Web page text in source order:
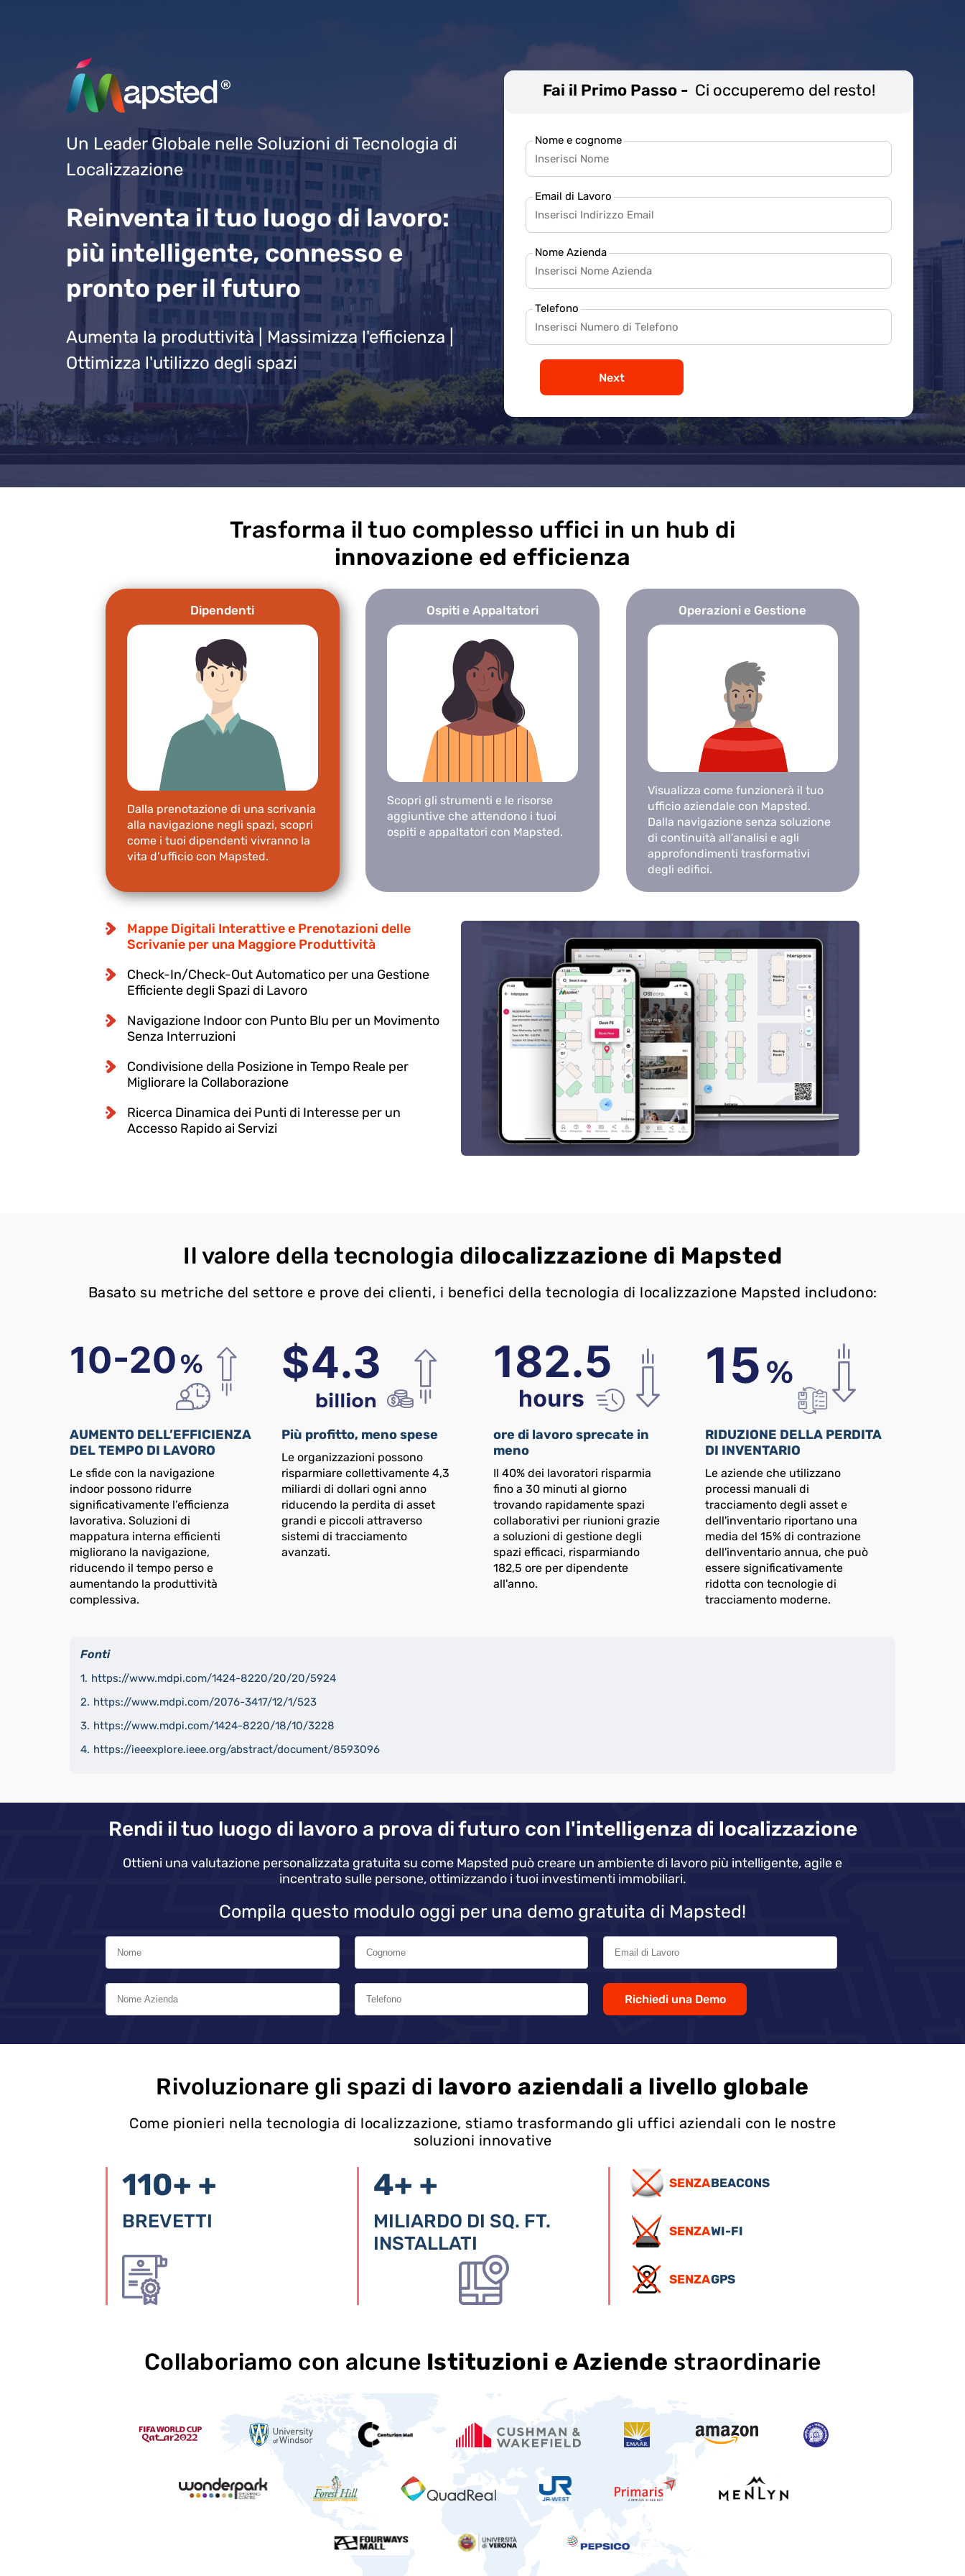
Un Leader Globale nelle Soluzioni di Tecnologia di
Localizzazione
Reinventa il tuo luogo di lavoro:
più intelligente, connesso e
pronto per il futuro
Aumenta la produttività | Massimizza l'efficienza |
Ottimizza l'utilizzo degli spazi
Fai il Primo Passo - Ci occuperemo del resto!
Nome e cognome
Email di Lavoro
Nome Azienda
Telefono
Next
Trasforma il tuo complesso uffici in un hub di
innovazione ed efficienza
Dipendenti
Dalla prenotazione di una scrivania
alla navigazione negli spazi, scopri
come i tuoi dipendenti vivranno la
vita d’ufficio con Mapsted.
Ospiti e Appaltatori
Scopri gli strumenti e le risorse
aggiuntive che attendono i tuoi
ospiti e appaltatori con Mapsted.
Operazioni e Gestione
Visualizza come funzionerà il tuo
ufficio aziendale con Mapsted.
Dalla navigazione senza soluzione
di continuità all’analisi e agli
approfondimenti trasformativi
degli edifici.
Mappe Digitali Interattive e Prenotazioni delle
Scrivanie per una Maggiore Produttività
Check-In/Check-Out Automatico per una Gestione
Efficiente degli Spazi di Lavoro
Navigazione Indoor con Punto Blu per un Movimento
Senza Interruzioni
Condivisione della Posizione in Tempo Reale per
Migliorare la Collaborazione
Ricerca Dinamica dei Punti di Interesse per un
Accesso Rapido ai Servizi
Il valore della tecnologia dilocalizzazione di Mapsted
Basato su metriche del settore e prove dei clienti, i benefici della tecnologia di localizzazione Mapsted includono:
AUMENTO DELL’EFFICIENZA
DEL TEMPO DI LAVORO
Le sfide con la navigazione
indoor possono ridurre
significativamente l’efficienza
lavorativa. Soluzioni di
mappatura interna efficienti
migliorano la navigazione,
riducendo il tempo perso e
aumentando la produttività
complessiva.
Più profitto, meno spese
Le organizzazioni possono
risparmiare collettivamente 4,3
miliardi di dollari ogni anno
riducendo la perdita di asset
grandi e piccoli attraverso
sistemi di tracciamento
avanzati.
ore di lavoro sprecate in
meno
Il 40% dei lavoratori risparmia
fino a 30 minuti al giorno
trovando rapidamente spazi
collaborativi per riunioni grazie
a soluzioni di gestione degli
spazi efficaci, risparmiando
182,5 ore per dipendente
all'anno.
RIDUZIONE DELLA PERDITA
DI INVENTARIO
Le aziende che utilizzano
processi manuali di
tracciamento degli asset e
dell'inventario riportano una
media del 15% di contrazione
dell'inventario annua, che può
essere significativamente
ridotta con tecnologie di
tracciamento moderne.
Fonti
https://www.mdpi.com/1424-8220/20/20/5924
https://www.mdpi.com/2076-3417/12/1/523
https://www.mdpi.com/1424-8220/18/10/3228
https://ieeexplore.ieee.org/abstract/document/8593096
Rendi il tuo luogo di lavoro a prova di futuro con l'intelligenza di localizzazione
Ottieni una valutazione personalizzata gratuita su come Mapsted può creare un ambiente di lavoro più intelligente, agile e
incentrato sulle persone, ottimizzando i tuoi investimenti immobiliari.
Compila questo modulo oggi per una demo gratuita di Mapsted!
Richiedi una Demo
Rivoluzionare gli spazi di lavoro aziendali a livello globale
Come pionieri nella tecnologia di localizzazione, stiamo trasformando gli uffici aziendali con le nostre
soluzioni innovative
110+ +
BREVETTI
4+ +
MILIARDO DI SQ. FT.
INSTALLATI
SENZABEACONS
SENZAWI-FI
SENZAGPS
Collaboriamo con alcune Istituzioni e Aziende straordinarie